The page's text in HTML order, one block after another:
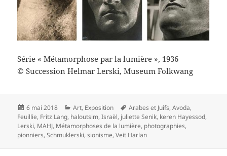
Série « Métamorphose par la lumière », 1936
© Succession Helmar Lerski, Museum Folkwang
Publié
le
6 mai 2018 Catégories
Art, Exposition
Mots-
clés
Arabes et Juifs,Avoda,
Feuillie, Fritz Lang, haloutsim,Israël, juliette Senik, keren Hayessod,
Lerski, MAHJ, Métamorphoses de la lumière, photographies,
pionniers,Schmuklerski,sionisme,Veit Harlan